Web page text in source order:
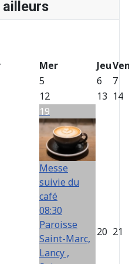
ailleurs
Mer Jeu
5 6
7
12 13 14
19
Messe
suivie du
café
08:30
Paroisse
Saint-Marc,
Lancy ,
20 21